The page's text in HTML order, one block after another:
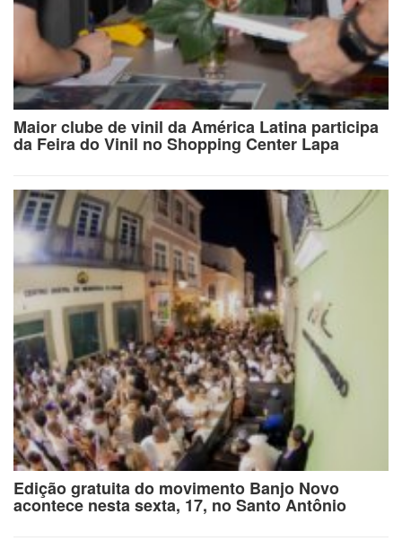
Maior clube de vinil da América Latina participa
da Feira do Vinil no Shopping Center Lapa
Edição gratuita do movimento Banjo Novo
acontece nesta sexta, 17, no Santo Antônio